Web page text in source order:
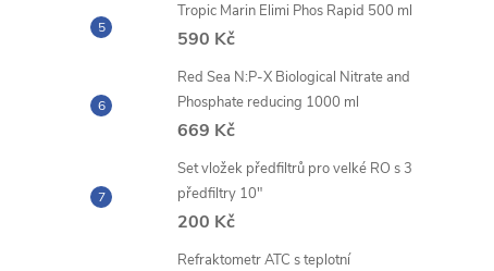
Tropic Marin Elimi Phos Rapid 500 ml
590 Kč
Red Sea N:P-X Biological Nitrate and
Phosphate reducing 1000 ml
669 Kč
Set vložek předfiltrů pro velké RO s 3
předfiltry 10"
200 Kč
Refraktometr ATC s teplotní